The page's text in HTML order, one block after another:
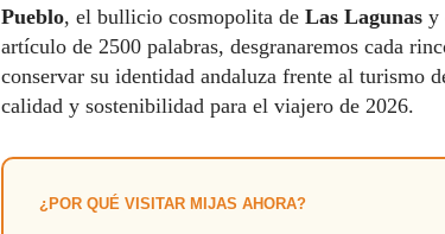
Pueblo, el bullicio cosmopolita de Las Lagunas y
artículo de 2500 palabras, desgranaremos cada
conservar su identidad andaluza frente al turismo
calidad y sostenibilidad para el viajero de 2026.
¿POR QUÉ VISITAR MIJAS AHORA?